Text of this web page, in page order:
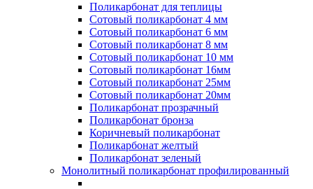
Поликарбонат для теплицы
Сотовый поликарбонат 4 мм
Сотовый поликарбонат 6 мм
Сотовый поликарбонат 8 мм
Сотовый поликарбонат 10 мм
Сотовый поликарбонат 16мм
Сотовый поликарбонат 25мм
Сотовый поликарбонат 20мм
Поликарбонат прозрачный
Поликарбонат бронза
Коричневый поликарбонат
Поликарбонат желтый
Поликарбонат зеленый
Монолитный поликарбонат профилированный